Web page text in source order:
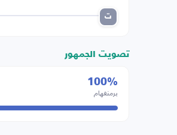
ت
تصويت الجمهور
100%
برمنغهام